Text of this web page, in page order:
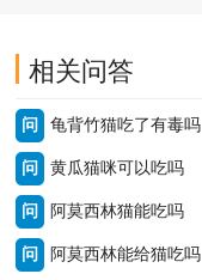
相关问答
问 龟背竹猫吃了有毒吗
问 黄瓜猫咪可以吃吗
问 阿莫西林猫能吃吗
问 阿莫西林能给猫吃吗